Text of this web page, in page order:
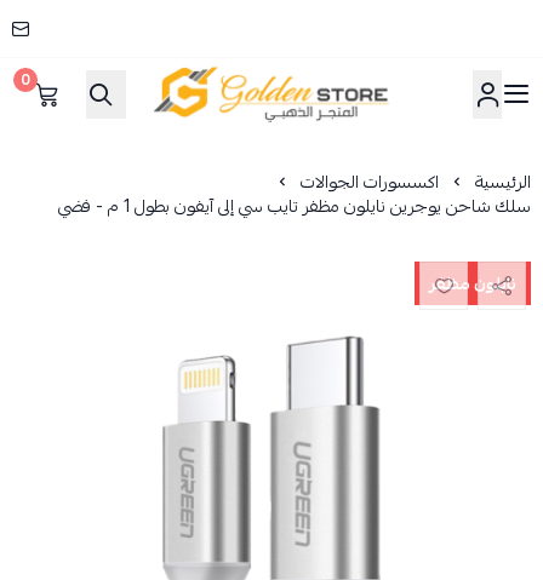
المتجر الذهبي
0
الرئيسية اكسسورات الجوالات
سلك شاحن يوجرين نايلون مظفر تايب سي إلى آيفون بطول 1 م - فضي
نايلون مظفر